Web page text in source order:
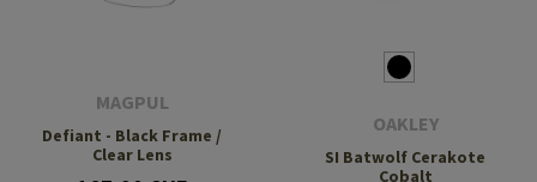
MAGPUL
Defiant - Black Frame /
Clear Lens
OAKLEY
SI Batwolf Cerakote
Cobalt